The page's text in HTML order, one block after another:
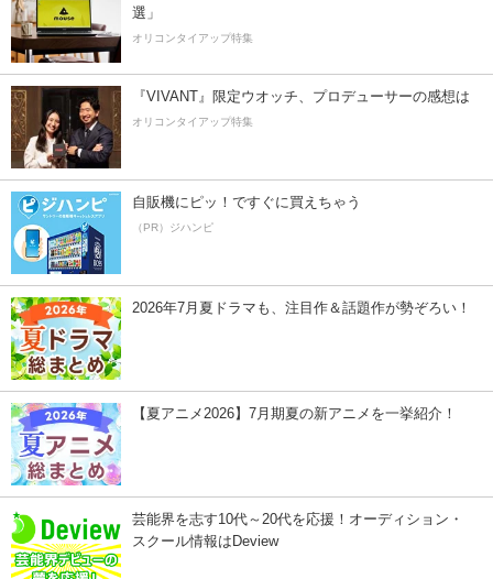
選」
オリコンタイアップ特集
『VIVANT』限定ウオッチ、プロデューサーの感想は
オリコンタイアップ特集
自販機にピッ！ですぐに買えちゃう
（PR）ジハンピ
2026年7月夏ドラマも、注目作＆話題作が勢ぞろい！
【夏アニメ2026】7月期夏の新アニメを一挙紹介！
芸能界を志す10代～20代を応援！オーディション・
スクール情報はDeview